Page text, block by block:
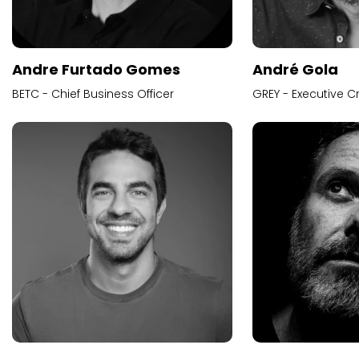
Andre Furtado Gomes
BETC - Chief Business Officer
André Gola
GREY - Executive